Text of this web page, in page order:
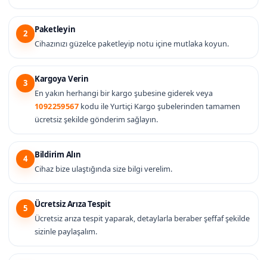
2
Paketleyin
Cihazınızı güzelce paketleyip notu içine mutlaka koyun.
3
Kargoya Verin
En yakın herhangi bir kargo şubesine giderek veya
1092259567 kodu ile Yurtiçi Kargo şubelerinden tamamen
ücretsiz şekilde gönderim sağlayın.
4
Bildirim Alın
Cihaz bize ulaştığında size bilgi verelim.
5
Ücretsiz Arıza Tespit
Ücretsiz arıza tespit yaparak, detaylarla beraber şeffaf şekilde
sizinle paylaşalım.